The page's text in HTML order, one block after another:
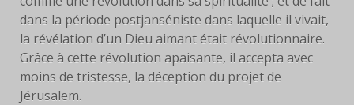
dans la période postjanséniste dans laquelle il vivait,
la révélation d’un Dieu aimant était révolutionnaire.
Grâce à cette révolution apaisante, il accepta avec
moins de tristesse, la déception du projet de
Jérusalem.